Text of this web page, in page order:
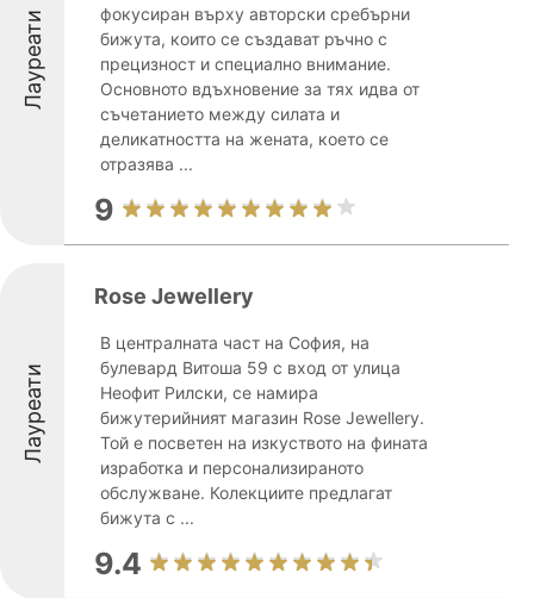
Лауреати
фокусиран върху авторски сребърни
бижута, които се създават ръчно с
прецизност и специално внимание.
Основното вдъхновение за тях идва от
съчетанието между силата и
деликатността на жената, което се
отразява ...
9
Лауреати
Rose Jewellery
В централната част на София, на
булевард Витоша 59 с вход от улица
Неофит Рилски, се намира
бижутерийният магазин Rose Jewellery.
Той е посветен на изкуството на фината
изработка и персонализираното
обслужване. Колекциите предлагат
бижута с ...
9.4